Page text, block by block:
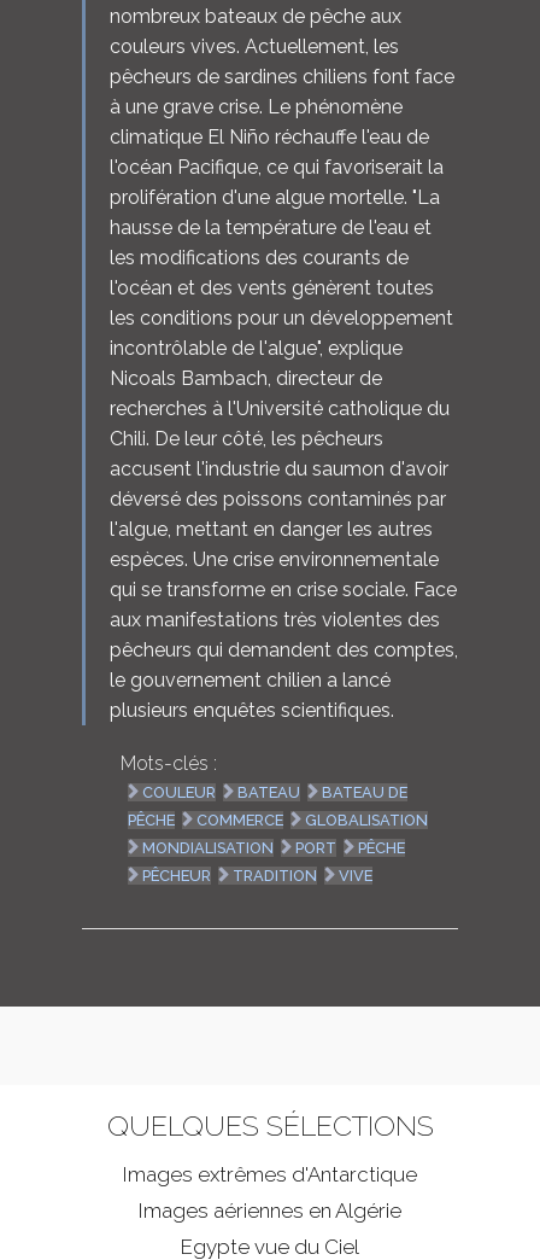
nombreux bateaux de pêche aux
couleurs vives. Actuellement, les
pêcheurs de sardines chiliens font face
à une grave crise. Le phénomène
climatique El Niño réchauffe l'eau de
l'océan Pacifique, ce qui favoriserait la
prolifération d'une algue mortelle. "La
hausse de la température de l'eau et
les modifications des courants de
l'océan et des vents génèrent toutes
les conditions pour un développement
incontrôlable de l'algue", explique
Nicoals Bambach, directeur de
recherches à l'Université catholique du
Chili. De leur côté, les pêcheurs
accusent l'industrie du saumon d'avoir
déversé des poissons contaminés par
l'algue, mettant en danger les autres
espèces. Une crise environnementale
qui se transforme en crise sociale. Face
aux manifestations très violentes des
pêcheurs qui demandent des comptes,
le gouvernement chilien a lancé
plusieurs enquêtes scientifiques.
Mots-clés :
COULEUR BATEAU
BATEAU DE
PÊCHE
COMMERCE
GLOBALISATION
MONDIALISATION
PORT
PÊCHE
PÊCHEUR
TRADITION VIVE
QUELQUES SÉLECTIONS
Images extrêmes d'Antarctique
Images aériennes en Algérie
Egypte vue du Ciel